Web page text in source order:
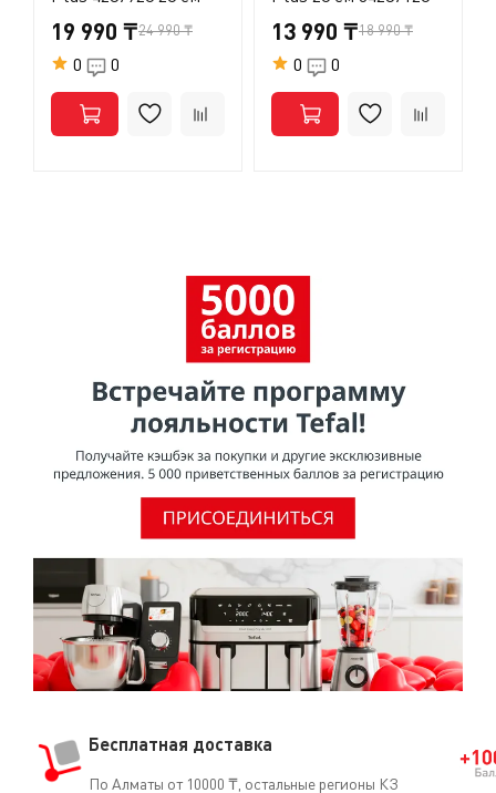
19 990 ₸24 990 ₸
0 0
13 990 ₸18 990 ₸
0 0
Бесплатная доставка
По Алматы от 10000 ₸, остальные регионы КЗ